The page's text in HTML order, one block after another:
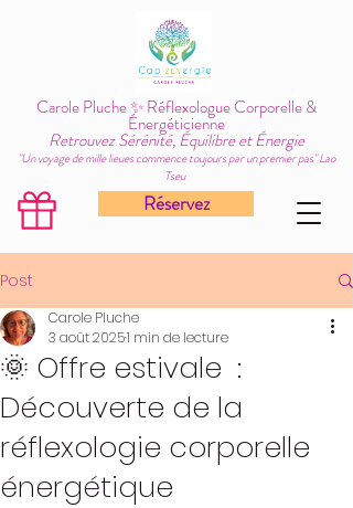
Carole Pluche ✨ Réflexologue Corporelle &
Énergéticienne
Retrouvez Sérénité, Équilibre et Énergie
"Un voyage de mille lieues commence toujours par un premier pas" Lao
Tseu
Réservez
Post
🌞 Offre estivale :
Découverte de la
réflexologie corporelle
énergétique
Carole Pluche
3 août 20251 min de lecture